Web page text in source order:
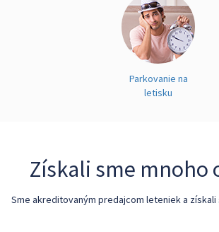
Parkovanie na
letisku
Získali sme mnoho
Sme akreditovaným predajcom leteniek a získali